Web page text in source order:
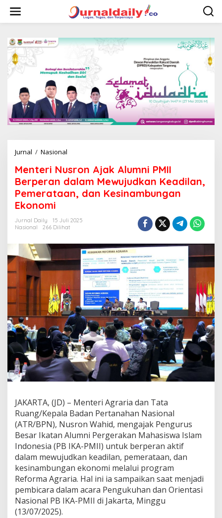
w
Jurnal / Nasional
n
t
e
r
u
s
o
n
A
a
k
A
l
u
m
n
i
P
M
I
I
e
e
r
n
a
l
a
m
Menteri Nusron Ajak Alumni PMII
Berperan dalam Mewujudkan Keadilan,
Pemerataan, dan Kesinambungan
Ekonomi
Jurnal Daily
15 Juli 2025
Nasional
266 Dilihat
JAKARTA, (JD) – Menteri Agraria dan Tata
Ruang/Kepala Badan Pertanahan Nasional
(ATR/BPN), Nusron Wahid, mengajak Pengurus
Besar Ikatan Alumni Pergerakan Mahasiswa Islam
Indonesia (PB IKA-PMII) untuk berperan aktif
dalam mewujudkan keadilan, pemerataan, dan
kesinambungan ekonomi melalui program
Reforma Agraria. Hal ini ia sampaikan saat menjadi
pembicara dalam acara Pengukuhan dan Orientasi
Nasional PB IKA-PMII di Jakarta, Minggu
(13/07/2025).